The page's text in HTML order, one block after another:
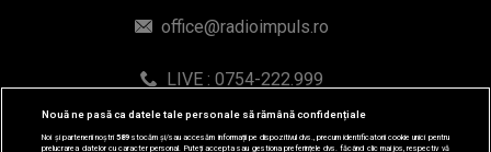
office@radioimpuls.ro
LIVE : 0754-222.999
WhatsApp: 0754-222.999
Nouă ne pasă ca datele tale personale să rămână confidențiale
Noi și partenerii noștri589stocăm și/sau accesăm informații pe dispozitivul dvs., precum identificatorii cookie unici pentru
prelucrarea datelor cu caracter personal. Puteți accepta sau gestiona preferințele dvs. făcând clic mai jos, respectiv vă